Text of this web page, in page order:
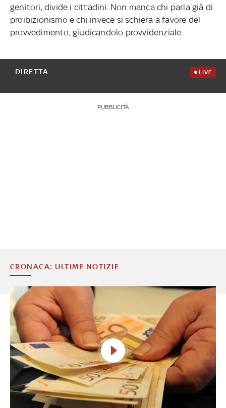
genitori, divide i cittadini. Non manca chi parla già di
proibizionismo e chi invece si schiera a favore del
provvedimento, giudicandolo provvidenziale.
DIRETTA LIVE
PUBBLICITÀ
CRONACA: ULTIME NOTIZIE